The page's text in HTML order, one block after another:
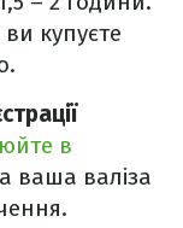
купуєте
в
ваша валіза